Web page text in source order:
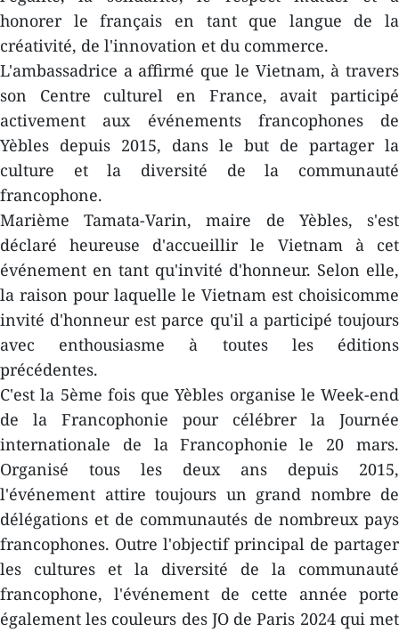
honorer le français en tant que langue de la
créativité, de l'innovation et du commerce.
L'ambassadrice a affirmé que le Vietnam, à travers
son Centre culturel en France, avait participé
activement aux événements francophones de
Yèbles depuis 2015, dans le but de partager la
culture et la diversité de la communauté
francophone.
Marième Tamata-Varin, maire de Yèbles, s'est
déclaré heureuse d'accueillir le Vietnam à cet
événement en tant qu'invité d'honneur. Selon elle,
la raison pour laquelle le Vietnam est choisicomme
invité d'honneur est parce qu'il a participé toujours
avec enthousiasme à toutes les éditions
précédentes.
C'est la 5ème fois que Yèbles organise le Week-end
de la Francophonie pour célébrer la Journée
internationale de la Francophonie le 20 mars.
Organisé tous les deux ans depuis 2015,
l'événement attire toujours un grand nombre de
délégations et de communautés de nombreux pays
francophones. Outre l'objectif principal de partager
les cultures et la diversité de la communauté
francophone, l'événement de cette année porte
également les couleurs des JO de Paris 2024 qui met